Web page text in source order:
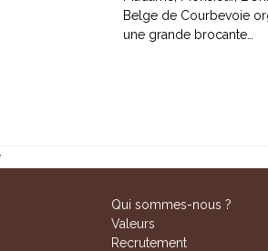
Belge de Courbevoie
une grande brocante…
Qui sommes-nous ?
Valeurs
Recrutement